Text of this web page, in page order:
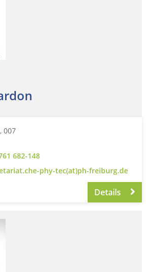
007
682-148
phy-tec(at)ph-freiburg.de
Details